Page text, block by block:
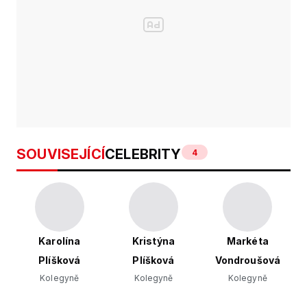
SOUVISEJÍCÍCELEBRITY 4
Karolína
Plíšková
Kolegyně
Kristýna
Plíšková
Kolegyně
Markéta
Vondroušová
Kolegyně